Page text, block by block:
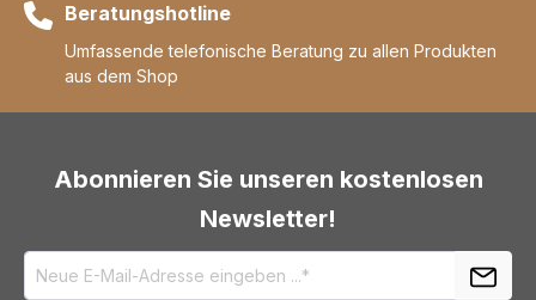
Beratungshotline
Umfassende telefonische Beratung zu allen Produkten
aus dem Shop
Abonnieren Sie unseren kostenlosen
Newsletter!